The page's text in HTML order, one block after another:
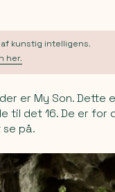
kunstig intelligens.
her.
er My Son. Dette
til det 16. De er
på.